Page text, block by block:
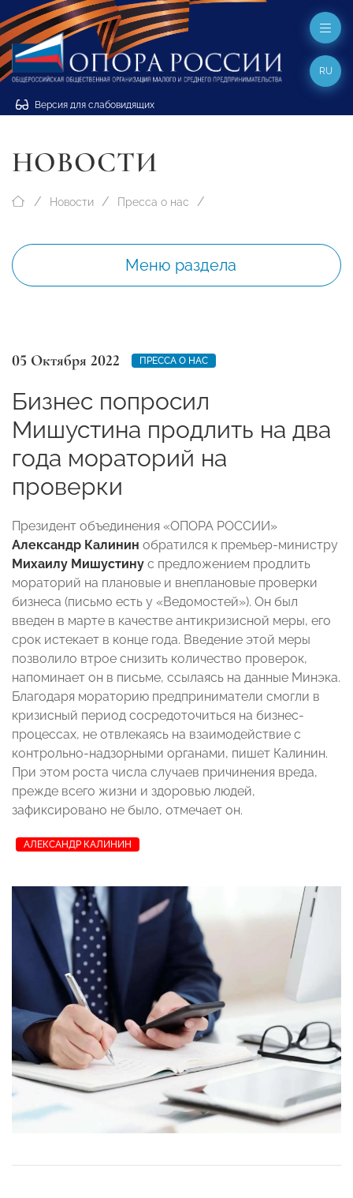
Версия для слабовидящих
RU
НОВОСТИ
Новости Пресса о нас
Меню раздела
05 Октября 2022 ПРЕССА О НАС
Бизнес попросил
Мишустина продлить на два
года мораторий на
проверки
Президент объединения «ОПОРА РОССИИ»
Александр Калинин обратился к премьер-министру
Михаилу Мишустину с предложением продлить
мораторий на плановые и внеплановые проверки
бизнеса (письмо есть у «Ведомостей»). Он был
введен в марте в качестве антикризисной меры, его
срок истекает в конце года. Введение этой меры
позволило втрое снизить количество проверок,
напоминает он в письме, ссылаясь на данные Минэка.
Благодаря мораторию предприниматели смогли в
кризисный период сосредоточиться на бизнес-
процессах, не отвлекаясь на взаимодействие с
контрольно-надзорными органами, пишет Калинин.
При этом роста числа случаев причинения вреда,
прежде всего жизни и здоровью людей,
зафиксировано не было, отмечает он.
АЛЕКСАНДР КАЛИНИН